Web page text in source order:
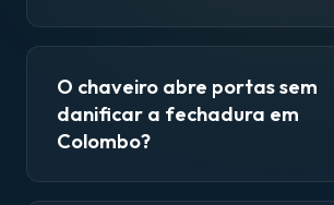
O chaveiro abre portas sem
danificar a fechadura em
Colombo?